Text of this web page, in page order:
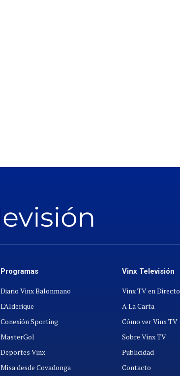
Programas
Diario Vinx Balonmano
L'Alderique
Conexión Sporting
MasterGol
Deportes Vinx
Misa desde Covadonga
Vinx Televisión
Vinx TV en Directo
A La Carta
Cómo ver Vinx TV
Sobre Vinx TV
Publicidad
Contacto